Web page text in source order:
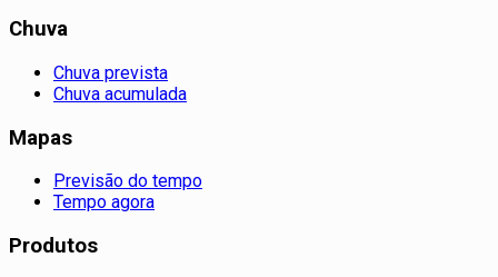
Chuva
Chuva prevista
Chuva acumulada
Mapas
Previsão do tempo
Tempo agora
Produtos